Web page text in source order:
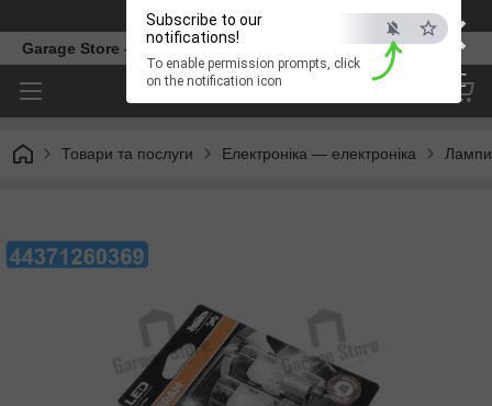
×
ESC
Subscribe to our
notifications!
To enable permission prompts, click
on the notification icon
Телефон
Garage Store – інтернет магазин автозапчастин.
Товари та послуги Електроніка — електроніка Лампи